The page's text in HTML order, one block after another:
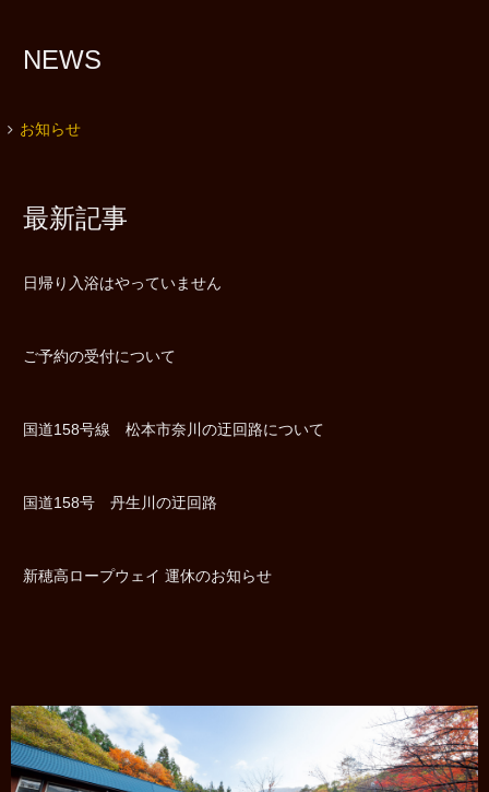
NEWS
お知らせ
最新記事
日帰り入浴はやっていません
ご予約の受付について
国道158号線 松本市奈川の迂回路について
国道158号 丹生川の迂回路
新穂高ロープウェイ 運休のお知らせ